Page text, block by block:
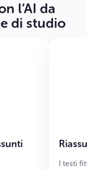
l’AI da
di studio
I testi